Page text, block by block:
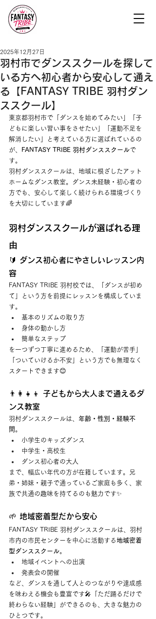
羽村市でダンススクールを探して
いる方へ初心者から安心して通え
る【FANTASY TRIBE 羽村ダン
ススクール】
2025年12月27日
東京都羽村市で「ダンスを始めてみたい」「子
どもに楽しい習い事をさせたい」「運動不足を
解消したい」と考えている方に選ばれているの
が、
FANTASY TRIBE 羽村ダンススクールで
す。
羽村ダンススクールは、地域に根ざしたアット
ホームなダンス教室。ダンス未経験・初心者の
方でも、安心して楽しく続けられる環境づくり
を大切にしています🌈
羽村ダンススクールが選ばれる理
由
🔰 ダンス初心者にやさしいレッスン内
容
FANTASY TRIBE 羽村校では、「ダンスが初め
て」という方を前提にレッスンを構成していま
す。
基本のリズムの取り方
身体の動かし方
簡単なステップ
を一つずつ丁寧に進めるため、「運動が苦手」
「ついていけるか不安」という方でも無理なく
スタートできます😊
👨‍👩‍👧‍👦 子どもから大人まで通えるダ
ンス教室
羽村ダンススクールは、 年齢・性別・経験不
問 。
小学生のキッズダンス
中学生・高校生
ダンス初心者の大人
まで、幅広い年代の方が在籍しています。兄
弟・姉妹・親子で通っているご家庭も多く、家
族で共通の趣味を持てるのも魅力です✨
🌱 地域密着型だから安心
FANTASY TRIBE 羽村ダンススクールは、羽村
市内の市民センターを中心に活動する地域密着
型ダンススクール。
地域イベントへの出演
発表会の開催
など、ダンスを通して人とのつながりや達成感
を味わえる機会も豊富です🎤「ただ踊るだけで
終わらない経験」ができるのも、大きな魅力の
ひとつです。